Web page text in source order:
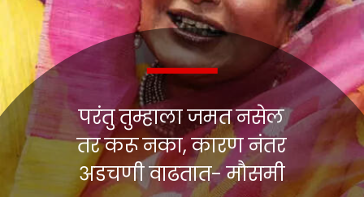
परंतु तुम्हाला जमत नसेल
तर करू नका, कारण नंतर
अडचणी वाढतात- मौसमी